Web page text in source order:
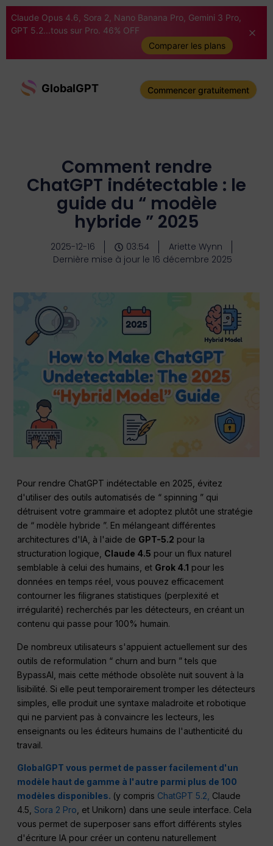
Claude Opus 4.6, Sora 2, Nano Banana Pro, Gemini 3 Pro,
GPT 5.2...tous sur Pro. 46% OFF
Comparer les plans
GlobalGPT Commencer gratuitement
Comment rendre
ChatGPT indétectable : le
guide du “ modèle
hybride ” 2025
2025-12-16 03:54
Ariette Wynn
Dernière mise à jour le 16 décembre 2025
Pour rendre ChatGPT indétectable en 2025, évitez
d'utiliser des outils automatisés de “ spinning ” qui
détruisent votre grammaire et adoptez plutôt une stratégie
de “ modèle hybride ”. En mélangeant différentes
architectures d'IA, à l'aide de GPT-5.2 pour la
structuration logique, Claude 4.5 pour un flux naturel
semblable à celui des humains, et Grok 4.1 pour les
données en temps réel, vous pouvez efficacement
contourner les filigranes statistiques (perplexité et
irrégularité) recherchés par les détecteurs, en créant un
contenu qui passe pour 100% humain.
De nombreux utilisateurs s'appuient actuellement sur des
outils de reformulation “ churn and burn ” tels que
BypassAI, mais cette méthode obsolète nuit souvent à la
lisibilité. Si elle peut temporairement tromper les détecteurs
simples, elle produit une syntaxe maladroite et robotique
qui ne parvient pas à convaincre les lecteurs, les
enseignants ou les éditeurs humains de l'authenticité du
travail.
GlobalGPT vous permet de passer facilement d'un
modèle haut de gamme à l'autre parmi plus de 100
modèles disponibles. (y compris ChatGPT 5.2, Claude
4.5, Sora 2 Pro , et Unikorn) dans une seule interface. Cela
vous permet de superposer sans effort différents styles
d'écriture IA pour créer un contenu naturellement